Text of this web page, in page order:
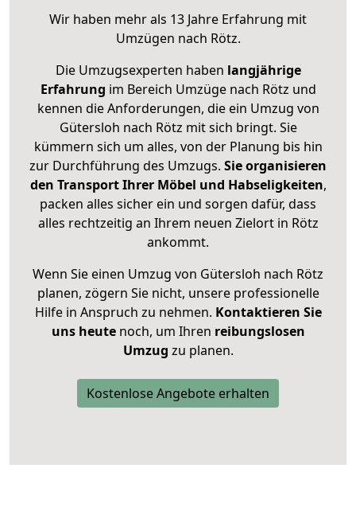
Wir haben mehr als 13 Jahre Erfahrung mit
Umzügen nach Rötz.
Die Umzugsexperten haben langjährige
Erfahrung im Bereich Umzüge nach Rötz und
kennen die Anforderungen, die ein Umzug von
Gütersloh nach Rötz mit sich bringt. Sie
kümmern sich um alles, von der Planung bis hin
zur Durchführung des Umzugs. Sie organisieren
den Transport Ihrer Möbel und Habseligkeiten,
packen alles sicher ein und sorgen dafür, dass
alles rechtzeitig an Ihrem neuen Zielort in Rötz
ankommt.
Wenn Sie einen Umzug von Gütersloh nach Rötz
planen, zögern Sie nicht, unsere professionelle
Hilfe in Anspruch zu nehmen. Kontaktieren Sie
uns heutenoch, um Ihren reibungslosen
Umzug zu planen.
Kostenlose Angebote erhalten